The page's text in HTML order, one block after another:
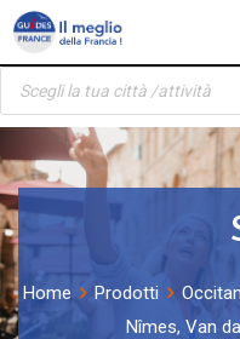
Pannello di gestione dei
Skip
content
Ricerca
prodotti
Home Prodotti
Nîmes, Van